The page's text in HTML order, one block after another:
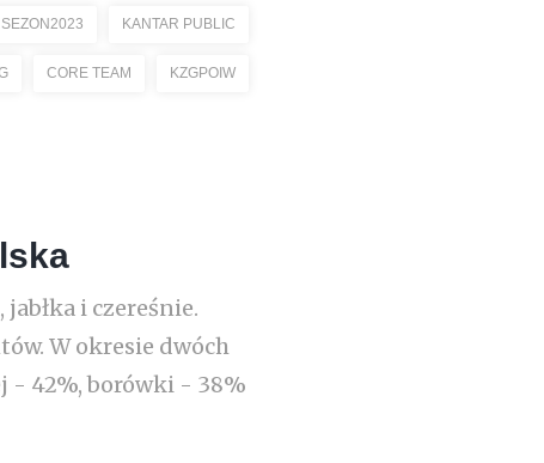
SEZON2023 KANTAR PUBLIC
CORE TEAM KZGPOIW
i czereśnie.
W okresie dwóch
- 42%, borówki - 38%